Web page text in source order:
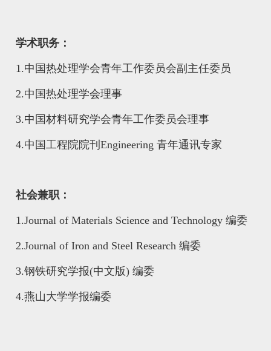
学术职务：
1.中国热处理学会青年工作委员会副主任委员
2.中国热处理学会理事
3.中国材料研究学会青年工作委员会理事
4.中国工程院院刊Engineering 青年通讯专家
社会兼职：
1.Journal of Materials Science and Technology 编委
2.Journal of Iron and Steel Research 编委
3.钢铁研究学报(中文版) 编委
4.燕山大学学报编委